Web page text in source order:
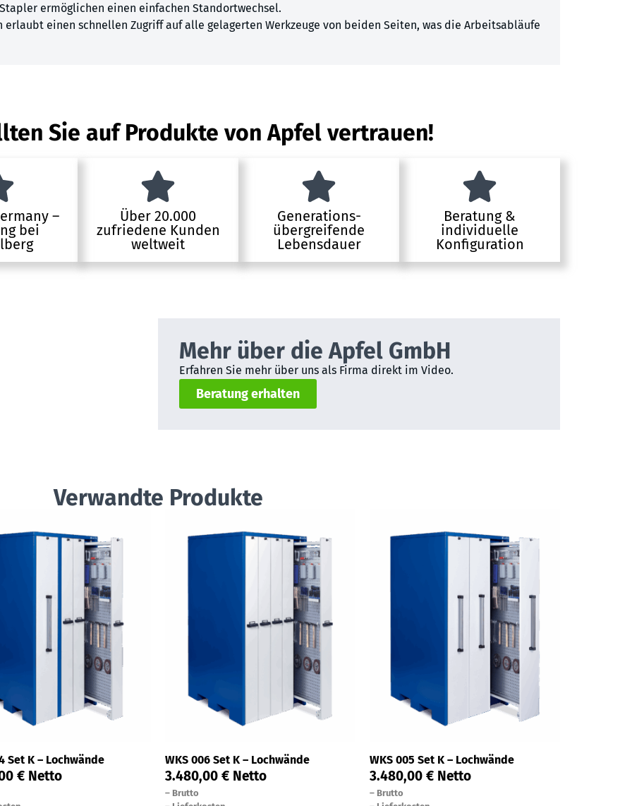
ermöglichen einen einfachen Standortwechsel.
einen schnellen Zugriff auf alle gelagerten Werkzeuge von beiden Seiten, was die Arbeitsabläufe
Sie auf Produkte von Apfel vertrauen!
–
bei
Über 20.000
zufriedene Kunden
weltweit
Generations-
übergreifende
Lebensdauer
Beratung &
individuelle
Konfiguration
Mehr über die Apfel GmbH
Erfahren Sie mehr über uns als Firma direkt im Video.
Beratung erhalten
Verwandte Produkte
Set K – Lochwände
€ Netto
WKS 006 Set K – Lochwände
3.480,00 € Netto
– Brutto
WKS 005 Set K – Lochwände
3.480,00 € Netto
– Brutto